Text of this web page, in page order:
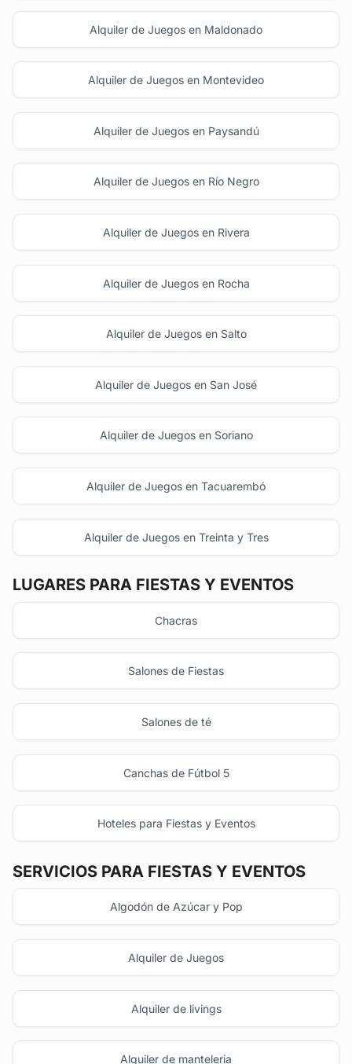
Alquiler de Juegos en Maldonado
Alquiler de Juegos en Montevideo
Alquiler de Juegos en Paysandú
Alquiler de Juegos en Río Negro
Alquiler de Juegos en Rivera
Alquiler de Juegos en Rocha
Alquiler de Juegos en Salto
Alquiler de Juegos en San José
Alquiler de Juegos en Soriano
Alquiler de Juegos en Tacuarembó
Alquiler de Juegos en Treinta y Tres
LUGARES PARA FIESTAS Y EVENTOS
Chacras
Salones de Fiestas
Salones de té
Canchas de Fútbol 5
Hoteles para Fiestas y Eventos
SERVICIOS PARA FIESTAS Y EVENTOS
Algodón de Azúcar y Pop
Alquiler de Juegos
Alquiler de livings
Alquiler de manteleria